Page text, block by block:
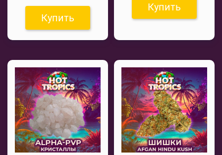
Купить
Купить